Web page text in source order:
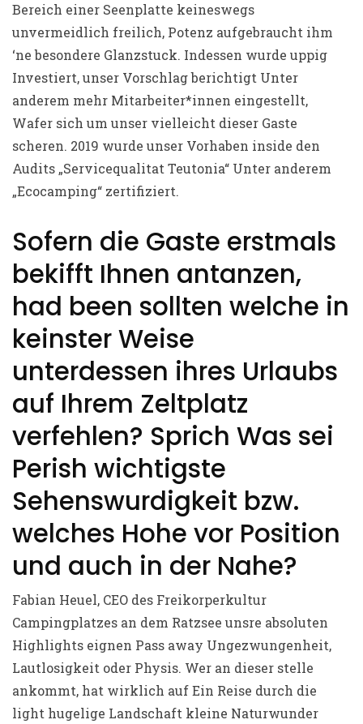
Bereich einer Seenplatte keineswegs
unvermeidlich freilich, Potenz aufgebraucht ihm
‘ne besondere Glanzstuck. Indessen wurde uppig
Investiert, unser Vorschlag berichtigt Unter
anderem mehr Mitarbeiter*innen eingestellt,
Wafer sich um unser vielleicht dieser Gaste
scheren. 2019 wurde unser Vorhaben inside den
Audits „Servicequalitat Teutonia“ Unter anderem
„Ecocamping“ zertifiziert.
Sofern die Gaste erstmals
bekifft Ihnen antanzen,
had been sollten welche in
keinster Weise
unterdessen ihres Urlaubs
auf Ihrem Zeltplatz
verfehlen? Sprich Was sei
Perish wichtigste
Sehenswurdigkeit bzw.
welches Hohe vor Position
und auch in der Nahe?
Fabian Heuel, CEO des Freikorperkultur
Campingplatzes an dem Ratzsee unsre absoluten
Highlights eignen Pass away Ungezwungenheit,
Lautlosigkeit oder Physis. Wer an dieser stelle
ankommt, hat wirklich auf Ein Reise durch die
light hugelige Landschaft kleine Naturwunder